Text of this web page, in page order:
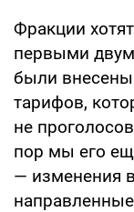
Фракции
первыми
были
тарифов,
не
пор мы его
— изменения